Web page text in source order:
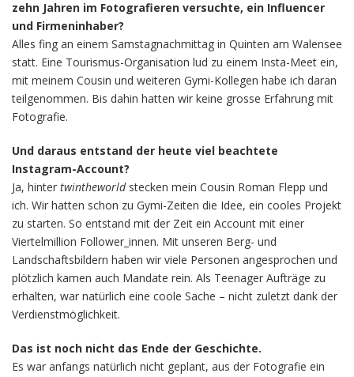
zehn Jahren im Fotografieren versuchte, ein Influencer
und Firmeninhaber?
Alles fing an einem Samstagnachmittag in Quinten am Walensee
statt. Eine Tourismus-Organisation lud zu einem Insta-Meet ein,
mit meinem Cousin und weiteren Gymi-Kollegen habe ich daran
teilgenommen. Bis dahin hatten wir keine grosse Erfahrung mit
Fotografie.
Und daraus entstand der heute viel beachtete
Instagram-Account?
Ja, hinter twintheworldstecken mein Cousin Roman Flepp und
ich. Wir hatten schon zu Gymi-Zeiten die Idee, ein cooles Projekt
zu starten. So entstand mit der Zeit ein Account mit einer
Viertelmillion Follower_innen. Mit unseren Berg- und
Landschaftsbildern haben wir viele Personen angesprochen und
plötzlich kamen auch Mandate rein. Als Teenager Aufträge zu
erhalten, war natürlich eine coole Sache – nicht zuletzt dank der
Verdienstmöglichkeit.
Das ist noch nicht das Ende der Geschichte.
Es war anfangs natürlich nicht geplant, aus der Fotografie ein